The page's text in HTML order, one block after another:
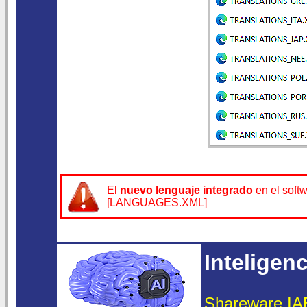
El nuevo lenguaje integrado en el
[LANGUAGES.XML]
Shareware